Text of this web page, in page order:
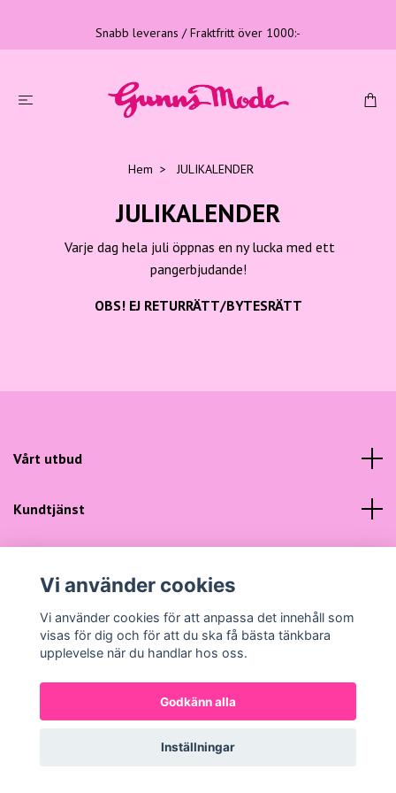
Snabb leverans / Fraktfritt över 1000:-
Hem JULIKALENDER
JULIKALENDER
Varje dag hela juli öppnas en ny lucka med ett
pangerbjudande!
OBS! EJ RETURRÄTT/BYTESRÄTT
Vårt utbud
Kundtjänst
© 2026 Gunns ModePowered by Quickbutik
Vi använder cookies
Vi använder cookies för att anpassa det innehåll som
visas för dig och för att du ska få bästa tänkbara
upplevelse när du handlar hos oss.
Godkänn alla
Inställningar